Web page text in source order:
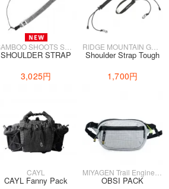
BAMBOO SHOOTS SOUVENIR
SHOULDER STRAP
3,025円
RIDGE MOUNTAIN GEAR
Shoulder Strap Tough
1,700円
CAYL
CAYL Fanny Pack OBSI PACK